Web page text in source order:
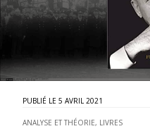
5 AVRIL 2021
ANALYSE ET THÉORIE, LIVRES